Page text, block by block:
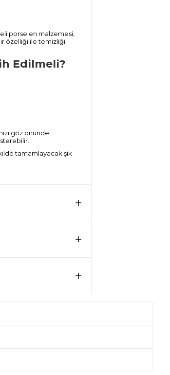
porselen malzemesi,
özelliği ile temizliği
Edilmeli?
göz önünde
tamamlayacak şık